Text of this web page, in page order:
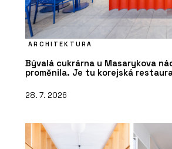
ARCHITEKTURA
Bývalá cukrárna u Masarykova
proměnila. Je tu korejská
28. 7. 2026